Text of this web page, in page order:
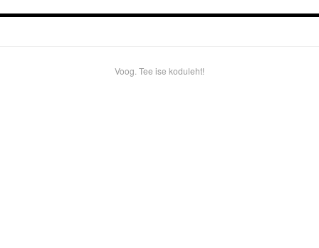
Voog. Tee ise koduleht!